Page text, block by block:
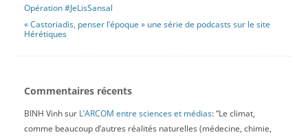
Opération #JeLisSansal
« Castoriadis, penser l’époque » une série de podcasts sur le site
Hérétiques
Commentaires récents
BINH Vinhsur L’ARCOM entre sciences et médias: “Le climat,
comme beaucoup d’autres réalités naturelles (médecine, chimie,